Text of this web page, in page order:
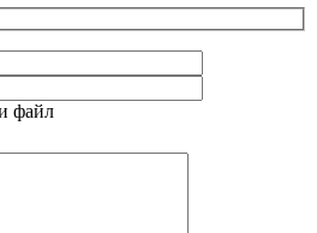
файл